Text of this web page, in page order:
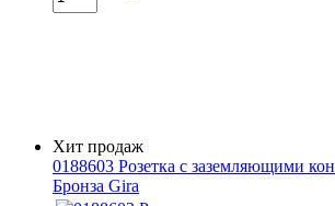
Хит продаж
0188603 Розетка с заземляющими
Бронза Gira